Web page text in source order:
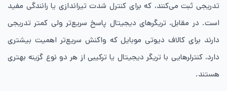
تدریجی ثبت می‌کنند، که برای کنترل شدت تیراندازی یا رانندگی مفید
است. در مقابل، تریگرهای دیجیتال پاسخ سریع‌تر ولی کمتر تدریجی
دارند برای کالاف دیوتی موبایل که واکنش سریع‌تر اهمیت بیشتری
دارد، کنترلرهایی با تریگر دیجیتال یا ترکیبی از هر دو نوع گزینه بهتری
هستند.